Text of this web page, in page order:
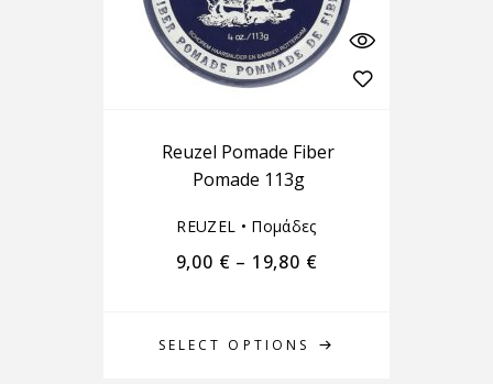
SELECT OPTIONS
Reuzel Pomade Fiber
Pomade 113g
REUZEL • Πομάδες
9,00 € – 19,80 €